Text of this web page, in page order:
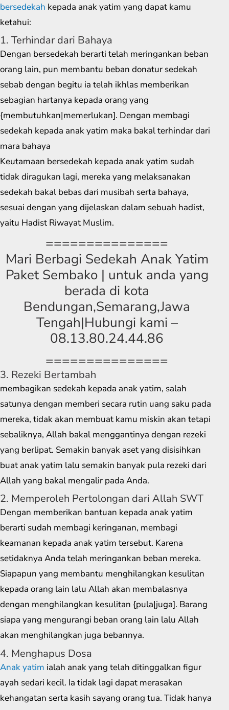
bersedekah kepada anak yatim yang dapat kamu
ketahui:
1. Terhindar dari Bahaya
Dengan bersedekah berarti telah meringankan beban
orang lain, pun membantu beban donatur sedekah
sebab dengan begitu ia telah ikhlas memberikan
sebagian hartanya kepada orang yang
{membutuhkan|memerlukan]. Dengan membagi
sedekah kepada anak yatim maka bakal terhindar dari
mara bahaya
Keutamaan bersedekah kepada anak yatim sudah
tidak diragukan lagi, mereka yang melaksanakan
sedekah bakal bebas dari musibah serta bahaya,
sesuai dengan yang dijelaskan dalam sebuah hadist,
yaitu Hadist Riwayat Muslim.
===============
Mari Berbagi Sedekah Anak Yatim
Paket Sembako | untuk anda yang
berada di kota
Bendungan,Semarang,Jawa
Tengah|Hubungi kami –
08.13.80.24.44.86
===============
3. Rezeki Bertambah
membagikan sedekah kepada anak yatim, salah
satunya dengan memberi secara rutin uang saku pada
mereka, tidak akan membuat kamu miskin akan tetapi
sebaliknya, Allah bakal menggantinya dengan rezeki
yang berlipat. Semakin banyak aset yang disisihkan
buat anak yatim lalu semakin banyak pula rezeki dari
Allah yang bakal mengalir pada Anda.
2. Memperoleh Pertolongan dari Allah SWT
Dengan memberikan bantuan kepada anak yatim
berarti sudah membagi keringanan, membagi
keamanan kepada anak yatim tersebut. Karena
setidaknya Anda telah meringankan beban mereka.
Siapapun yang membantu menghilangkan kesulitan
kepada orang lain lalu Allah akan membalasnya
dengan menghilangkan kesulitan {pula|juga]. Barang
siapa yang mengurangi beban orang lain lalu Allah
akan menghilangkan juga bebannya.
4. Menghapus Dosa
Anak yatim ialah anak yang telah ditinggalkan figur
ayah sedari kecil. Ia tidak lagi dapat merasakan
kehangatan serta kasih sayang orang tua. Tidak hanya